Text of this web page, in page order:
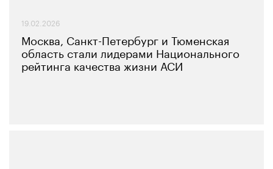
19.02.2026
Москва, Санкт-Петербург и Тюменская
область стали лидерами Национального
рейтинга качества жизни АСИ